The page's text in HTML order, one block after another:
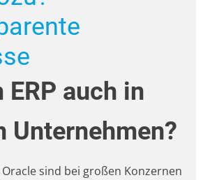
ERP auch in
Unternehmen?
Oracle sind bei großen Konzernen